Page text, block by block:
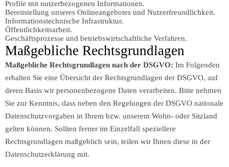
Profile mit nutzerbezogenen Informationen.
Bereitstellung unseres Onlineangebotes und Nutzerfreundlichkeit.
Informationstechnische Infrastruktur.
Öffentlichkeitsarbeit.
Geschäftsprozesse und betriebswirtschaftliche Verfahren.
Maßgebliche Rechtsgrundlagen
Maßgebliche Rechtsgrundlagen nach der DSGVO: Im Folgenden
erhalten Sie eine Übersicht der Rechtsgrundlagen der DSGVO, auf
deren Basis wir personenbezogene Daten verarbeiten. Bitte nehmen
Sie zur Kenntnis, dass neben den Regelungen der DSGVO nationale
Datenschutzvorgaben in Ihrem bzw. unserem Wohn- oder Sitzland
gelten können. Sollten ferner im Einzelfall speziellere
Rechtsgrundlagen maßgeblich sein, teilen wir Ihnen diese in der
Datenschutzerklärung mit.